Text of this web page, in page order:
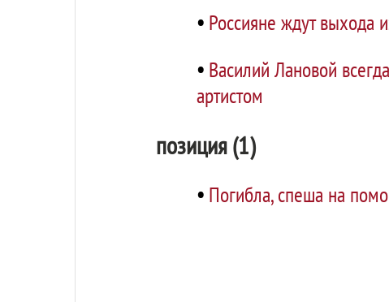
• Россияне ждут выхода
• Василий Лановой
артистом
позиция (1)
• Погибла, спеша на